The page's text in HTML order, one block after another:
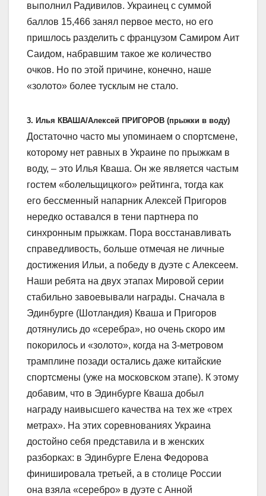
выполнил Радивилов. Украинец с суммой
баллов 15,466 занял первое место, но его
пришлось разделить с французом Самиром Аит
Саидом, набравшим такое же количество
очков. Но по этой причине, конечно, наше
«золото» более тусклым не стало.
3. Илья КВАША/Алексей ПРИГОРОВ (прыжки в воду)
Достаточно часто мы упоминаем о спортсмене,
которому нет равных в Украине по прыжкам в
воду, – это Илья Кваша. Он же является частым
гостем «болельщицкого» рейтинга, тогда как
его бессменный напарник Алексей Пригоров
нередко оставался в тени партнера по
синхронным прыжкам. Пора восстанавливать
справедливость, больше отмечая не личные
достижения Ильи, а победу в дуэте с Алексеем.
Наши ребята на двух этапах Мировой серии
стабильно завоевывали награды. Сначала в
Эдинбурге (Шотландия) Кваша и Пригоров
дотянулись до «серебра», но очень скоро им
покорилось и «золото», когда на 3-метровом
трамплине позади остались даже китайские
спортсмены (уже на московском этапе). К этому
добавим, что в Эдинбурге Кваша добыл
награду наивысшего качества на тех же «трех
метрах». На этих соревнованиях Украина
достойно себя представила и в женских
разборках: в Эдинбурге Елена Федорова
финишировала третьей, а в столице России
она взяла «серебро» в дуэте с Анной